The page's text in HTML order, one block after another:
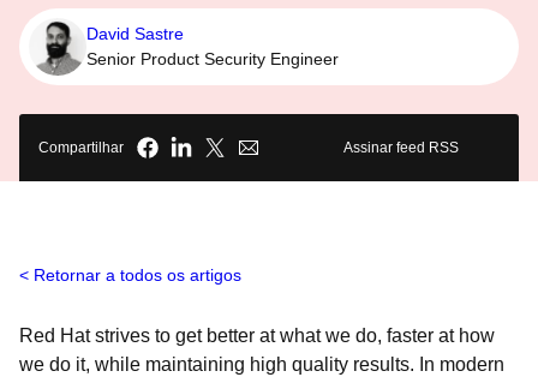
David Sastre
Senior Product Security Engineer
Compartilhar Assinar feed RSS
Retornar a todos os artigos
Red Hat strives to get better at what we do, faster at how
we do it, while maintaining high quality results. In modern